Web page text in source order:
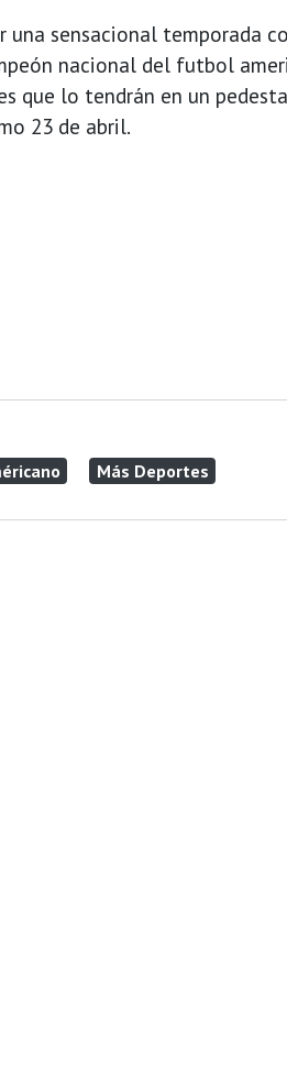
sensacional temporada
nacional del futbol
que lo tendrán en un
23 de abril.
Más Deportes